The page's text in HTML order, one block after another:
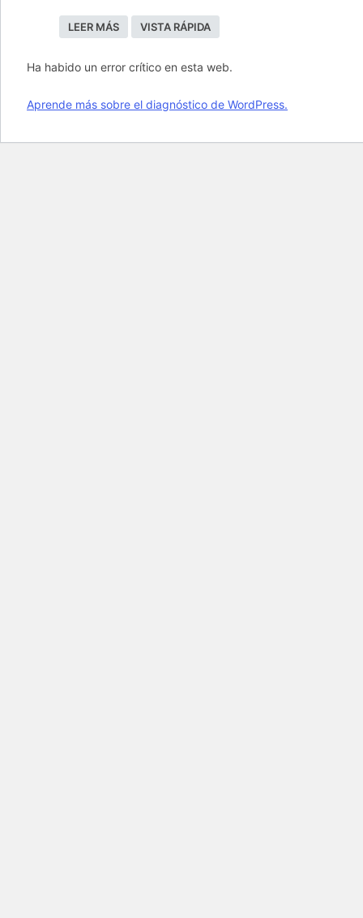
LEER MÁS VISTA RÁPIDA
Ha habido un error crítico en esta web.
Aprende más sobre el diagnóstico de WordPress.